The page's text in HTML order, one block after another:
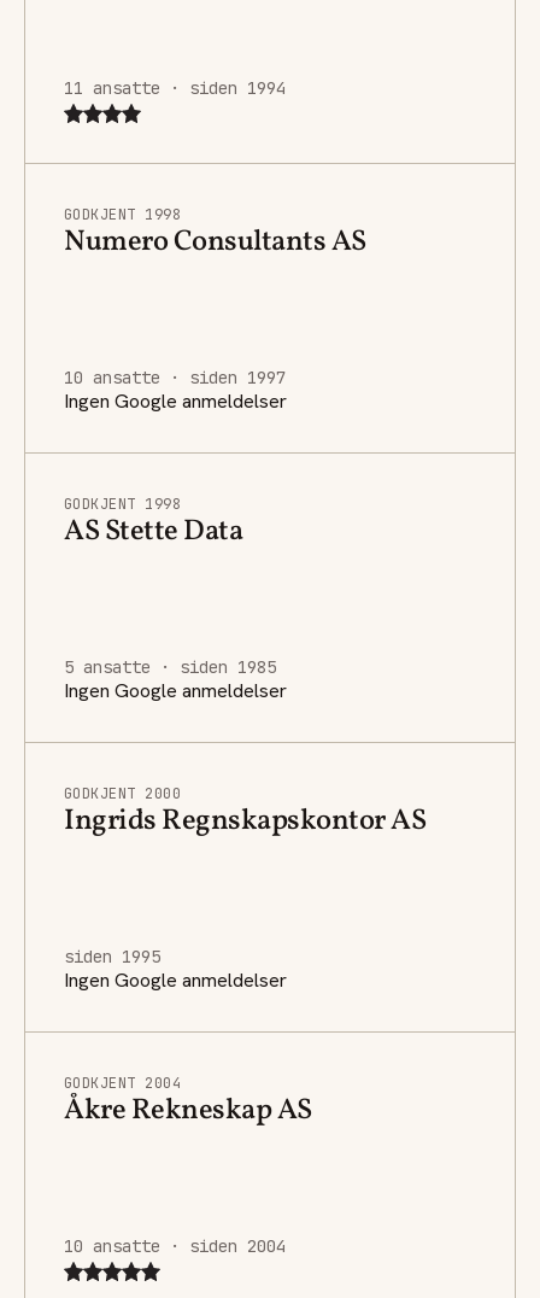
11 ansatte · siden 1994
GODKJENT 1998
Numero Consultants AS
10 ansatte · siden 1997
Ingen Google anmeldelser
GODKJENT 1998
AS Stette Data
5 ansatte · siden 1985
Ingen Google anmeldelser
GODKJENT 2000
Ingrids Regnskapskontor AS
siden 1995
Ingen Google anmeldelser
GODKJENT 2004
Åkre Rekneskap AS
10 ansatte · siden 2004